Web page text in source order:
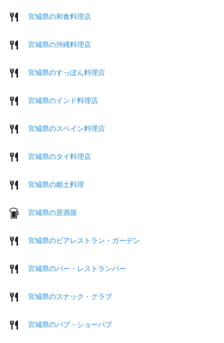
宮城県の和食料理店
宮城県の沖縄料理店
宮城県のすっぽん料理店
宮城県のインド料理店
宮城県のスペイン料理店
宮城県のタイ料理店
宮城県の郷土料理
宮城県の居酒屋
宮城県のビアレストラン・ガーデン
宮城県のバー・レストランバー
宮城県のスナック・クラブ
宮城県のパブ・ショーパブ